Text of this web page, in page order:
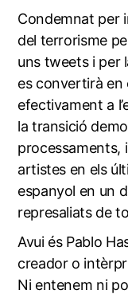
Condemnat per
del terrorisme
uns tweets i per
es convertirà en
efectivament a
la transició
processaments,
artistes en els
espanyol en un
represaliats de
Avui és Pablo
creador o
Ni entenem ni